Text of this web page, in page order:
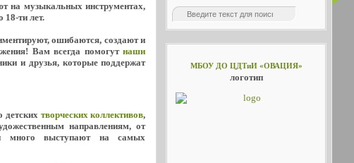
на музыкальных инструментах,
ти лет.
ошибаются, создают и
Вам всегда помогутнаши
и друзья, которые поддержат
детских творческих коллективов,
направлениям, от
и много выступают на самых
МБОУ ДО ЦДТиИ «ОВАЦИЯ»
логотип